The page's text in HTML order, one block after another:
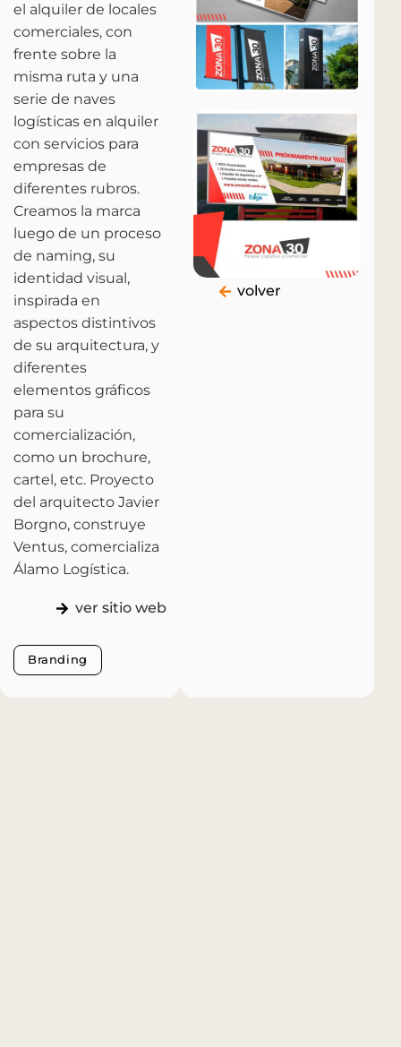
el alquiler de locales
comerciales, con
frente sobre la
misma ruta y una
serie de naves
logísticas en alquiler
con servicios para
empresas de
diferentes rubros.
Creamos la marca
luego de un proceso
de naming, su
identidad visual,
inspirada en
aspectos distintivos
de su arquitectura, y
diferentes
elementos gráficos
para su
comercialización,
como un brochure,
cartel, etc. Proyecto
del arquitecto Javier
Borgno, construye
Ventus, comercializa
Álamo Logística.
ver sitio web
Branding
volver
Puntas
de
Santiago
1694 -
(+598)
547